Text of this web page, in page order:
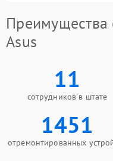
Преимущества
Asus
11
сотрудников в штате
1451
отремонтированных